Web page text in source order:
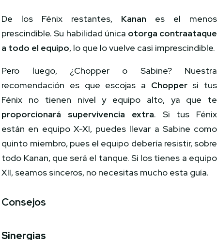
De los Fénix restantes, Kanan es el menos
prescindible. Su habilidad única otorga contraataque
a todo el equipo, lo que lo vuelve casi imprescindible.
Pero luego, ¿Chopper o Sabine? Nuestra
recomendación es que escojas a Choppersi tus
Fénix no tienen nivel y equipo alto, ya que te
proporcionará supervivencia extra. Si tus Fénix
están en equipo X-XI, puedes llevar a Sabine como
quinto miembro, pues el equipo debería resistir, sobre
todo Kanan, que será el tanque. Si los tienes a equipo
XII, seamos sinceros, no necesitas mucho esta guía.
Consejos
Sinergias